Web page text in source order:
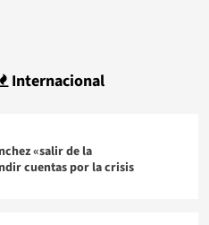
Internacional
«salir de la
cuentas por la crisis